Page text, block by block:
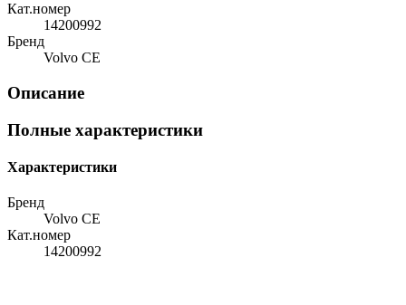
Кат.номер
14200992
Бренд
Volvo CE
Описание
Полные характеристики
Характеристики
Бренд
Volvo CE
Кат.номер
14200992